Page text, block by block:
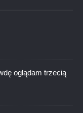
oglądam trzecią